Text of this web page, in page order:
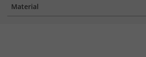
Material